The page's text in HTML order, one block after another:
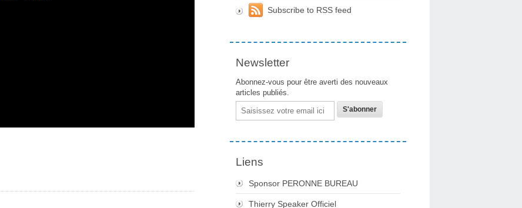
Subscribe to RSS feed
Newsletter
Abonnez-vous pour être averti des nouveaux
articles publiés.
Liens
Sponsor PERONNE BUREAU
Thierry Speaker Officiel